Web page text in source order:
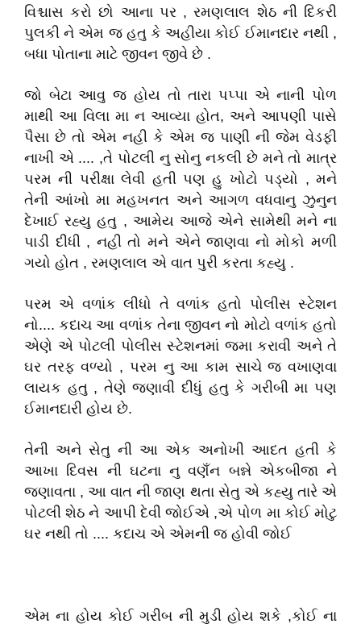
વિશ્ચાસ કરો છો આના પર , રમણલાલ શેઠ ની દિકરી
પુલકી ને એમ જ હતુ કે અહીયા કોઈ ઈમાનદાર નથી ,
બધા પોતાના માટે જીવન જીવે છે .
જો બેટા આવુ જ હોય તો તારા પપ્પા એ નાની પોળ
માથી આ વિલા મા ન આવ્યા હોત, અને આપણી પાસે
પૈસા છે તો એમ નહી કે એમ જ પાણી ની જેમ વેડફી
નાખી એ .... ,તે પોટલી નુ સોનુ નકલી છે મને તો માત્ર
પરમ ની પરીક્ષા લેવી હતી પણ હુ ખોટો પડ્યો , મને
તેની આંખો મા મહખનત અને આગળ વધવાનુ ઝુનુન
દેખાઈ રહ્યુ હતુ , આમેય આજે એને સામેથી મને ના
પાડી દીધી , નહી તો મને એને જાણવા નો મોકો મળી
ગયો હોત , રમણલાલ એ વાત પુરી કરતા કહ્યુ .
પરમ એ વળાંક લીધો તે વળાંક હતો પોલીસ સ્ટેશન
નો.... કદાચ આ વળાંક તેના જીવન નો મોટો વળાંક હતો
એણે એ પોટલી પોલીસ સ્ટેશનમાં જમા કરાવી અને તે
ઘર તરફ વળ્યો , પરમ નુ આ કામ સાચે જ વખાણવા
લાયક હતુ , તેણે જણાવી દીધું હતુ કે ગરીબી મા પણ
ઈમાનદારી હોય છે.
તેની અને સેતુ ની આ એક અનોખી આદત હતી કે
આખા દિવસ ની ઘટના નુ વણઁન બન્ને એકબીજા ને
જણાવતા , આ વાત ની જાણ થતા સેતુ એ કહ્યુ તારે એ
પોટલી શેઠ ને આપી દેવી જોઈએ ,એ પોળ મા કોઈ મોટુ
ઘર નથી તો .... કદાચ એ એમની જ હોવી જોઈ
એમ ના હોય કોઈ ગરીબ ની મુડી હોય શકે ,કોઈ ના